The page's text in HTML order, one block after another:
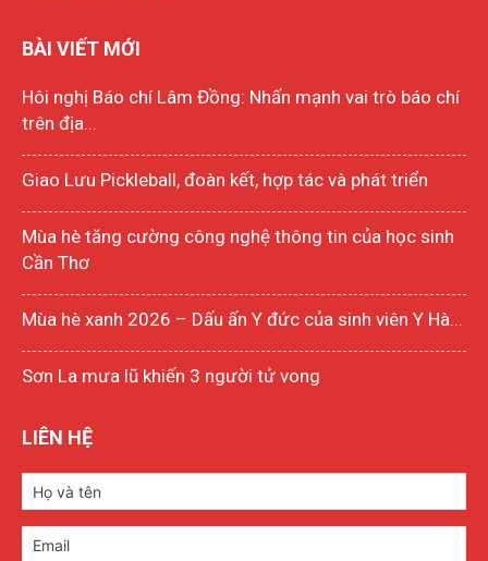
BÀI VIẾT MỚI
Hôi nghị Báo chí Lâm Đồng: Nhấn mạnh vai trò báo chí
trên địa...
Giao Lưu Pickleball, đoàn kết, hợp tác và phát triển
Mùa hè tăng cường công nghệ thông tin của học sinh
Cần Thơ
Mùa hè xanh 2026 – Dấu ấn Y đức của sinh viên Y Hà...
Sơn La mưa lũ khiến 3 người tử vong
LIÊN HỆ